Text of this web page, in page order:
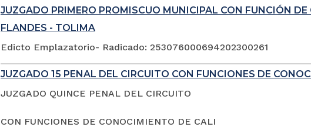
JUZGADO PRIMERO PROMISCUO MUNICIPAL CON FUNCIÓN
FLANDES - TOLIMA
Edicto Emplazatorio- Radicado: 253076000694202300261
JUZGADO 15 PENAL DEL CIRCUITO CON FUNCIONES DE
JUZGADO QUINCE PENAL DEL CIRCUITO
CON FUNCIONES DE CONOCIMIENTO DE CALI